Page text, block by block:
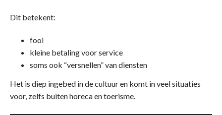
Dit betekent:
fooi
kleine betaling voor service
soms ook “versnellen” van diensten
Het is diep ingebed in de cultuur en komt in veel situaties
voor, zelfs buiten horeca en toerisme.